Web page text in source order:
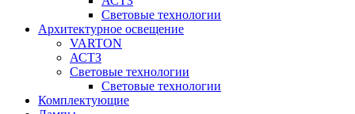
Световые технологии
Архитектурное освещение
VARTON
АСТЗ
Световые технологии
Световые технологии
Комплектующие